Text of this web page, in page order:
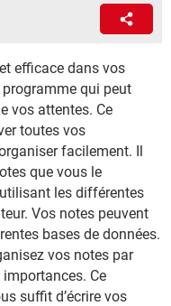
efficace dans vos
qui peut
vos attentes. Ce
toutes vos
facilement. Il
que vous le
les différentes
Vos notes peuvent
bases de données.
vos notes par
Ce
suffit d’écrire vos